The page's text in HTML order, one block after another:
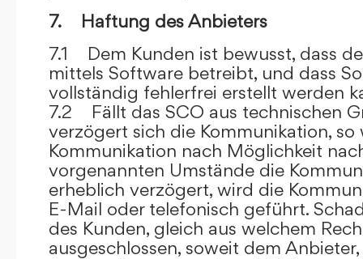
7. Haftung des Anbieters
7.1 Dem Kunden ist bewusst, dass
mittels Software betreibt, und dass
vollständig fehlerfrei erstellt werden
7.2 Fällt das SCO aus technischen
verzögert sich die Kommunikation, so
Kommunikation nach Möglichkeit
vorgenannten Umstände die
erheblich verzögert, wird die
E-Mail oder telefonisch geführt.
des Kunden, gleich aus welchem
ausgeschlossen, soweit dem